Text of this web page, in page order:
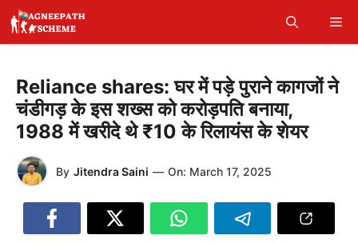
Skip
content
Reliance shares: घर में पड़े पुराने कागजों ने
चंडीगड़ के इस शख्स को करोड़पति बनाया,
1988 में खरीदे थे ₹10 के रिलायंस के शेयर
By Jitendra Saini — On: March 17, 2025